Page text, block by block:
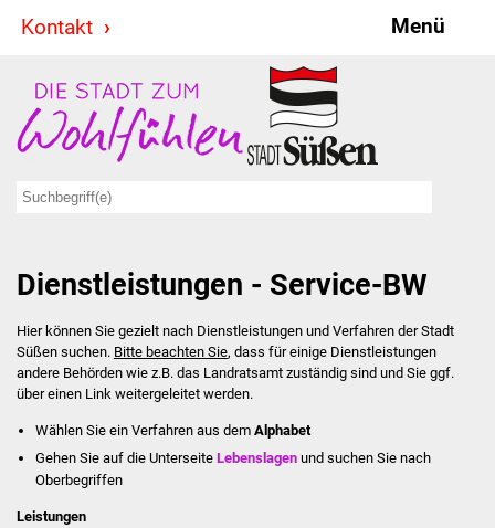
Kontakt Menü
Stadt & Politik
Bürgermeister
Ausschüsse
Ratsinformationssystem
Jugendbeirat
Summerrockfestival
Dienstleistungen - Service-BW
Hier können Sie gezielt nach Dienstleistungen und Verfahren der Stadt
Süßen suchen. Bitte beachten Sie, dass für einige Dienstleistungen
andere Behörden wie z.B. das Landratsamt zuständig sind und Sie ggf.
über einen Link weitergeleitet werden.
Wählen Sie ein Verfahren aus dem Alphabet
Gehen Sie auf die UnterseiteLebenslagen und suchen Sie nach
Oberbegriffen
Leistungen